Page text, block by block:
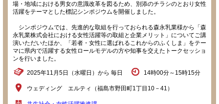
場・地域における男女の意識改革を図るため、別添のチラシのとおり女性
活躍をテーマとした標記シンポジウムを開催しました。
シンポジウムでは、先進的な取組を行っておられる森永乳業様から「森
永乳業株式会社における女性活躍等の取組と企業メリット」についてご講
演いただいたほか、「若者・女性に選ばれるこれからのふくしま」をテー
マに県内で活躍する女性ロールモデルの方や知事を交えたトークセッショ
ンを行いました。
2025年11月5日（水曜日）から 毎日 14時00分～15時15分
ウェディング エルティ（福島市野田町1丁目10－41）